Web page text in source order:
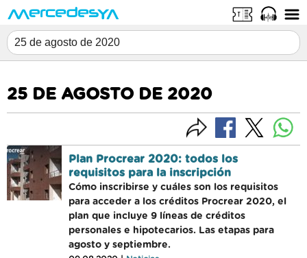
25 DE AGOSTO DE 2020
Plan Procrear 2020: todos los
requisitos para la inscripción
Cómo inscribirse y cuáles son los requisitos
para acceder a los créditos Procrear 2020, el
plan que incluye 9 líneas de créditos
personales e hipotecarios. Las etapas para
agosto y septiembre.